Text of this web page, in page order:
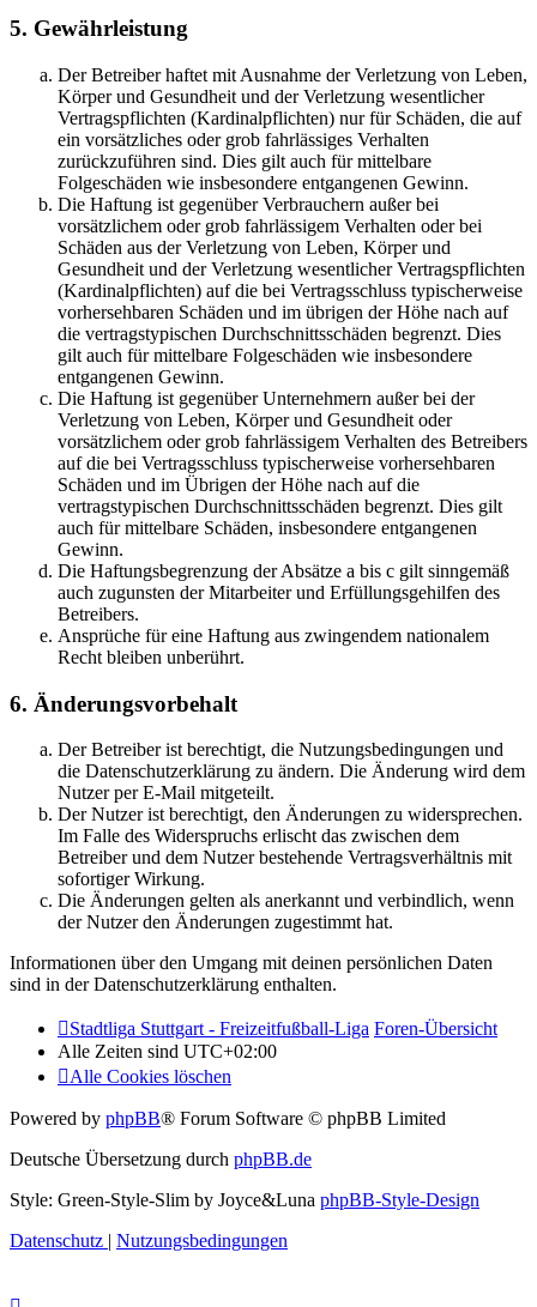
5. Gewährleistung
Der Betreiber haftet mit Ausnahme der Verletzung von Leben,
Körper und Gesundheit und der Verletzung wesentlicher
Vertragspflichten (Kardinalpflichten) nur für Schäden, die auf
ein vorsätzliches oder grob fahrlässiges Verhalten
zurückzuführen sind. Dies gilt auch für mittelbare
Folgeschäden wie insbesondere entgangenen Gewinn.
Die Haftung ist gegenüber Verbrauchern außer bei
vorsätzlichem oder grob fahrlässigem Verhalten oder bei
Schäden aus der Verletzung von Leben, Körper und
Gesundheit und der Verletzung wesentlicher Vertragspflichten
(Kardinalpflichten) auf die bei Vertragsschluss typischerweise
vorhersehbaren Schäden und im übrigen der Höhe nach auf
die vertragstypischen Durchschnittsschäden begrenzt. Dies
gilt auch für mittelbare Folgeschäden wie insbesondere
entgangenen Gewinn.
Die Haftung ist gegenüber Unternehmern außer bei der
Verletzung von Leben, Körper und Gesundheit oder
vorsätzlichem oder grob fahrlässigem Verhalten des Betreibers
auf die bei Vertragsschluss typischerweise vorhersehbaren
Schäden und im Übrigen der Höhe nach auf die
vertragstypischen Durchschnittsschäden begrenzt. Dies gilt
auch für mittelbare Schäden, insbesondere entgangenen
Gewinn.
Die Haftungsbegrenzung der Absätze a bis c gilt sinngemäß
auch zugunsten der Mitarbeiter und Erfüllungsgehilfen des
Betreibers.
Ansprüche für eine Haftung aus zwingendem nationalem
Recht bleiben unberührt.
6. Änderungsvorbehalt
Der Betreiber ist berechtigt, die Nutzungsbedingungen und
die Datenschutzerklärung zu ändern. Die Änderung wird dem
Nutzer per E-Mail mitgeteilt.
Der Nutzer ist berechtigt, den Änderungen zu widersprechen.
Im Falle des Widerspruchs erlischt das zwischen dem
Betreiber und dem Nutzer bestehende Vertragsverhältnis mit
sofortiger Wirkung.
Die Änderungen gelten als anerkannt und verbindlich, wenn
der Nutzer den Änderungen zugestimmt hat.
Informationen über den Umgang mit deinen persönlichen Daten
sind in der Datenschutzerklärung enthalten.
Stadtliga Stuttgart - Freizeitfußball-Liga Foren-Übersicht
Alle Zeiten sind UTC+02:00
Alle Cookies löschen
Powered by phpBB® Forum Software © phpBB Limited
Deutsche Übersetzung durch phpBB.de
Style: Green-Style-Slim by Joyce&Luna phpBB-Style-Design
Datenschutz | Nutzungsbedingungen